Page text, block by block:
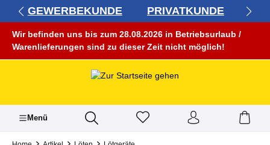
springen
GEWERBEKUNDE PRIVATKUNDE
Wir befinden uns bis zum 28.08.2026 in Betriebsurlaub /
Warenlieferungen sind zu dieser Zeit nicht möglich!
Menü